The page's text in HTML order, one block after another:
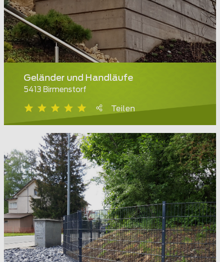
Geländer und Handläufe
5413 Birmenstorf
Teilen